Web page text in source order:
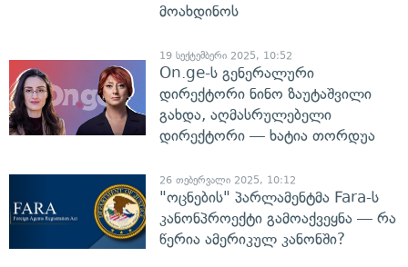
მოახდინოს
19 სექტემბერი 2025, 10:52
On.ge-ს გენერალური
დირექტორი ნინო ზაუტაშვილი
გახდა, აღმასრულებელი
დირექტორი — ხატია თორდუა
26 თებერვალი 2025, 10:12
"ოცნების" პარლამენტმა Fara-ს
კანონპროექტი გამოაქვეყნა — რა
წერია ამერიკულ კანონში?